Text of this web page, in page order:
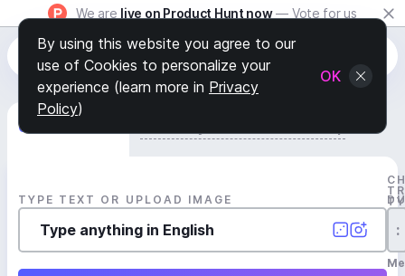
We are live on Product Hunt now — Vote for us
Generate Track
TYPE TEXT OR UPLOAD IMAGE
:
By using this website you agree to our
use of Cookies to personalize your
experience (learn more in Privacy
Policy)
OK